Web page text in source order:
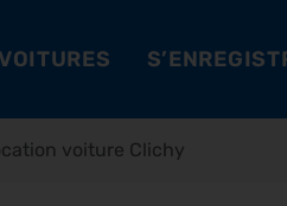
VOITURES
voiture Clichy